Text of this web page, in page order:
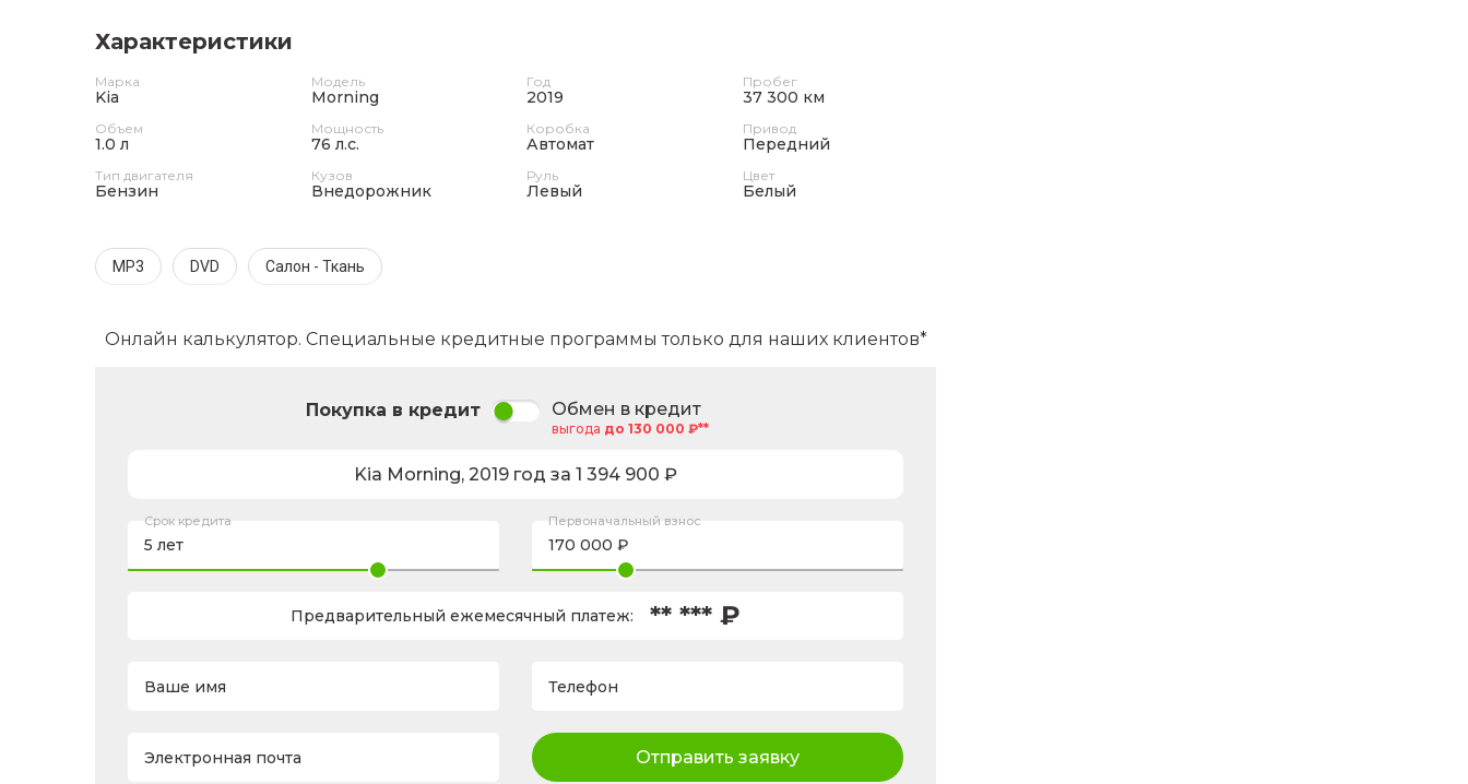
Характеристики
Марка
Kia
Модель
Morning
Год
2019
Пробег
37 300 км
Объем
1.0 л
Мощность
76 л.с.
Коробка
Автомат
Привод
Передний
Тип двигателя
Бензин
Кузов
Внедорожник
Руль
Левый
Цвет
Белый
MP3 DVD Салон - Ткань
Онлайн калькулятор. Специальные кредитные программы только для наших клиентов*
Покупка в кредит Обмен в кредит
выгода до 130 000 ₽**
Kia Morning, 2019 год за 1 394 900 ₽
Срок кредита Первоначальный взнос
Предварительный ежемесячный платеж: ** *** ₽
Ваше имя Телефон
Электронная почта Отправить заявку